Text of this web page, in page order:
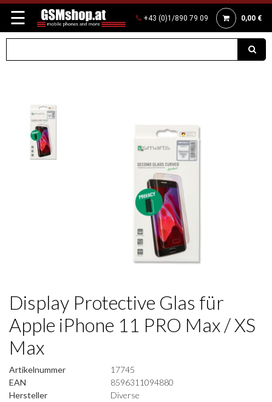
☰ +43 (0)1/890 79 09 0,00 €
Display Protective Glas für
Apple iPhone 11 PRO Max / XS
Max
Artikelnummer
17745
EAN
8596311094880
Hersteller
Diverse